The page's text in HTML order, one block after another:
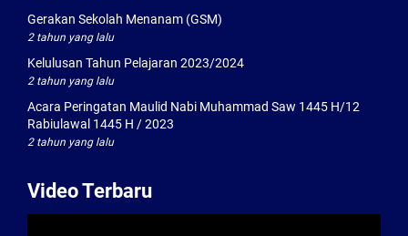
Gerakan Sekolah Menanam (GSM)
2 tahun yang lalu
Kelulusan Tahun Pelajaran 2023/2024
2 tahun yang lalu
Acara Peringatan Maulid Nabi Muhammad Saw 1445 H/12
Rabiulawal 1445 H / 2023
2 tahun yang lalu
Video Terbaru